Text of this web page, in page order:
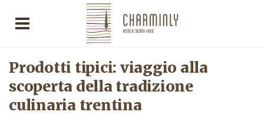
Prodotti tipici: viaggio alla
scoperta della tradizione
culinaria trentina